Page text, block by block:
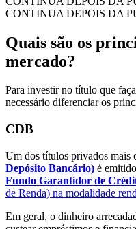
CONTINUA DEPOIS DA
Quais são os
mercado?
Para investir no título que
necessário diferenciar os
CDB
Um dos títulos privados mais
Depósito Bancário) é
Fundo Garantidor de
de Renda) na modalidade
Em geral, o dinheiro